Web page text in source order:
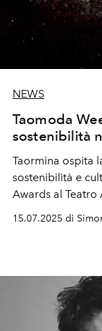
NEWS
Taomoda
sostenibilità
Taormina ospita
sostenibilità e
Awards al
15.07.2025 di